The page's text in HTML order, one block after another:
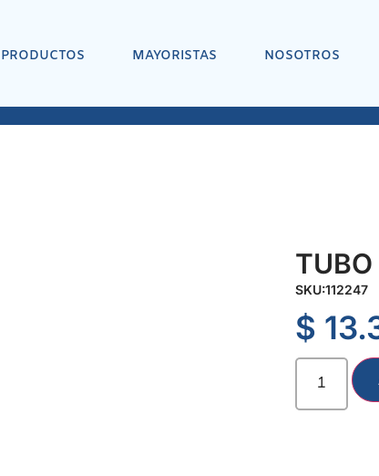
PRODUCTOS MAYORISTAS NOSOTROS
SKU:112247
$